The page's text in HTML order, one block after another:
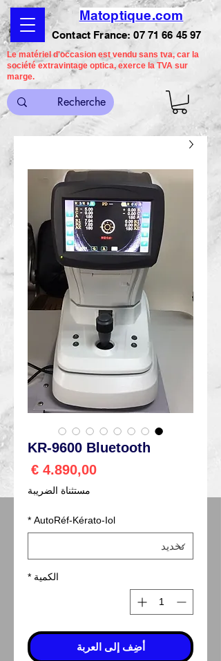
Matoptique.com
Contact France:07 71 66 45 97
Le matériel d'occasion est vendu sans tva, car la
société extravintage optica, exerce la TVA sur
marge.
KR-9600 Bluetooth
مستثناة الضريبة
AutoRéf-Kérato-Iol
*
الكمية *
أضِف إلى العربة